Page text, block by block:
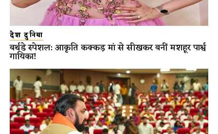
देश दुनिया
बर्थडे स्पेशल: आकृति कक्कड़ मां से सीखकर बनीं मशहूर पार्श्व
गायिका!